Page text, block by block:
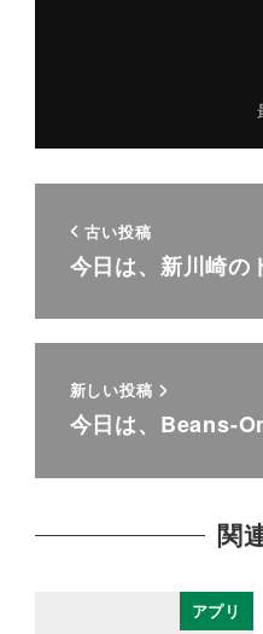
古い投稿
今日は、新川崎の
新しい投稿
今日は、Beans-
関
アプリ